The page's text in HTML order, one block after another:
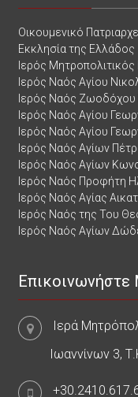
Οικουμενικό
Εκκλησία της Ελλάδος
Ιερός
Ιερός Ναός Αγίου
Ιερός Ναός Ζωοδόχου
Ιερός Ναός Αγίου
Ιερός Ναός Αγίου
Ιερός Ναός Αγίων
Ιερός Ναός Αγίων
Ιερός Ναός Προφήτη
Ιερός Ναός Αγίας
Ιερός Ναός της Του
Ιερός Ναός Αγίων
Ιερά
Ιωαννίνων 3,